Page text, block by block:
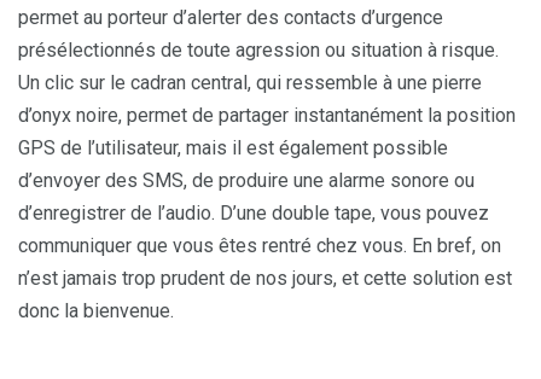
permet au porteur d’alerter des contacts d’urgence
présélectionnés de toute agression ou situation à risque.
Un clic sur le cadran central, qui ressemble à une pierre
d’onyx noire, permet de partager instantanément la position
GPS de l’utilisateur, mais il est également possible
d’envoyer des SMS, de produire une alarme sonore ou
d’enregistrer de l’audio. D’une double tape, vous pouvez
communiquer que vous êtes rentré chez vous. En bref, on
n’est jamais trop prudent de nos jours, et cette solution est
donc la bienvenue.